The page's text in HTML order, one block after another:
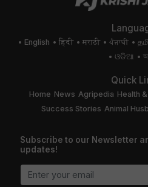
English हिंदी मराठी ਪੰਜਾਬੀ
ଓଡିଆ
Quick
Home News Agripedia Health
Success Stories Animal
Subscribe to our Newsletter
updates!